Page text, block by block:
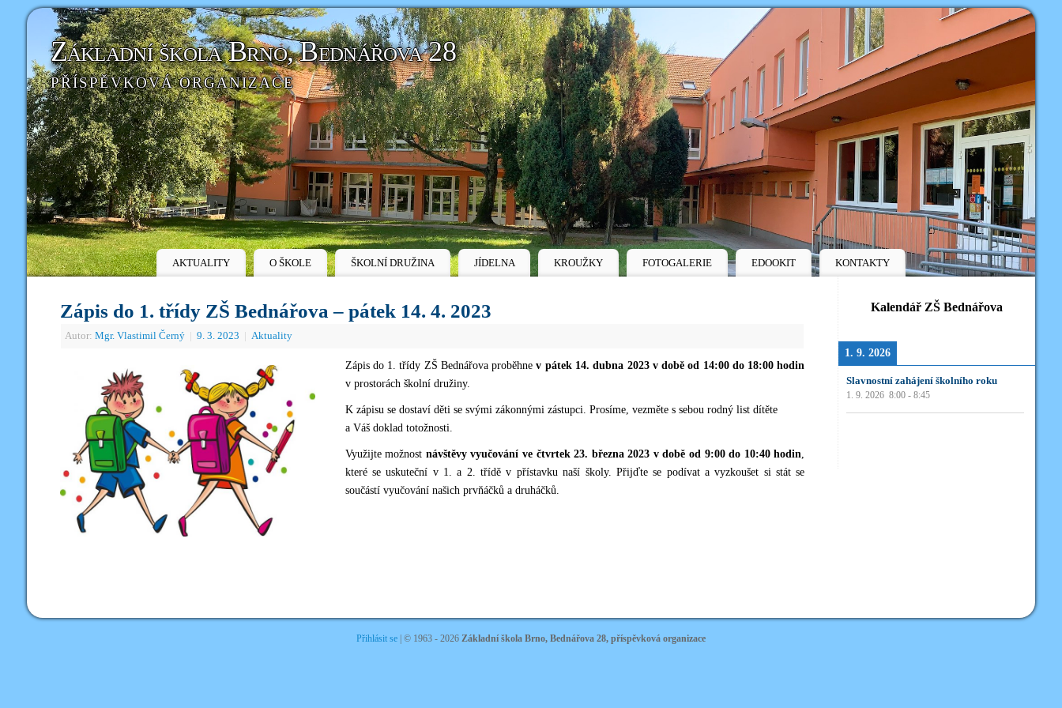
Základní škola Brno, Bednářova 28
PŘÍSPĚVKOVÁ ORGANIZACE
AKTUALITY O ŠKOLE ŠKOLNÍ DRUŽINA JÍDELNA KROUŽKY FOTOGALERIE EDOOKIT KONTAKTY
Zápis do 1. třídy ZŠ Bednářova – pátek 14. 4. 2023
Autor: Mgr. Vlastimil Černý 9. 3. 2023 Aktuality
Zápis do 1. třídy ZŠ Bednářova proběhnev pátek 14. dubna 2023 v době od 14:00 do 18:00 hodin
v prostorách školní družiny.
K zápisu se dostaví děti se svými zákonnými zástupci. Prosíme, vezměte s sebou rodný list dítěte
a Váš doklad totožnosti.
Využijte možnost návštěvy vyučování ve čtvrtek 23. března 2023 v době od 9:00 do 10:40 hodin,
které se uskuteční v 1. a 2. třídě v přístavku naší školy. Přijďte se podívat a vyzkoušet si stát se
součástí vyučování našich prvňáčků a druháčků.
Kalendář ZŠ Bednářova
1. 9. 2026
Slavnostní zahájení školního roku
1. 9. 2026 8:00 -8:45
Přihlásit se| © 1963 - 2026 Základní škola Brno, Bednářova 28, příspěvková organizace